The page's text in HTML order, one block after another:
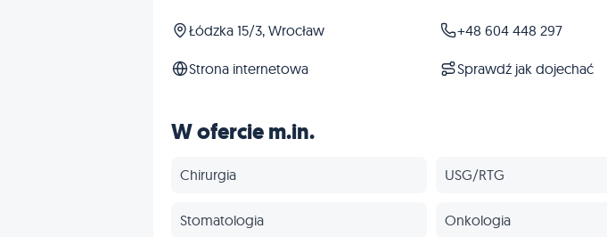
Łódzka 15/3, Wrocław +48 604 448 297
Strona internetowa Sprawdź jak dojechać
W ofercie m.in.
Chirurgia USG/RTG
Stomatologia Onkologia